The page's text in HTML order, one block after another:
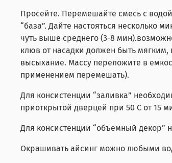
Просейте. Перемешайте смесь с
“база”. Дайте настояться несколько
чуть выше среднего (3-8
клюв от насадки должен быть мягким,
высыхание. Массу переложите в
применением перемешать).
Для консистенции “заливка”
приоткрытой дверцей при 50 С от 15
Для консистенции “объемный декор”
Окрашивать айсинг можно любыми